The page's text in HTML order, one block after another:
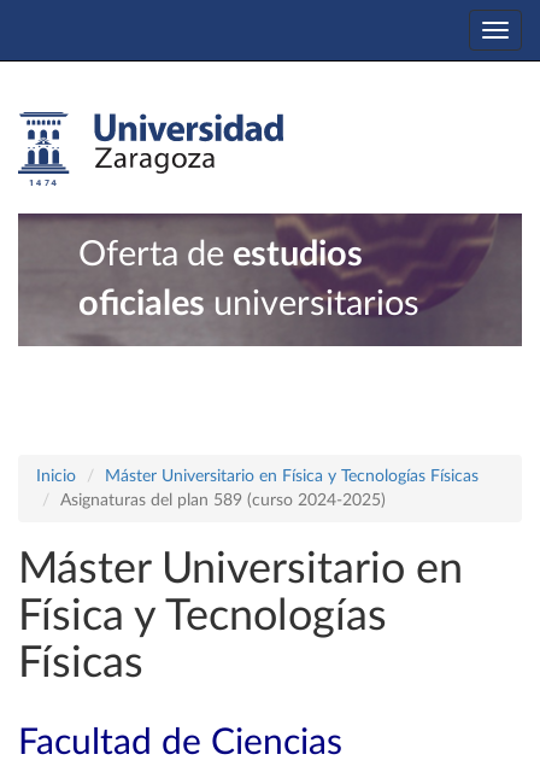
Oferta de estudios
oficiales universitarios
Inicio
Máster Universitario en Física y Tecnologías Físicas
Asignaturas del plan 589 (curso 2024-2025)
Máster Universitario en
Física y Tecnologías
Físicas
Facultad de Ciencias